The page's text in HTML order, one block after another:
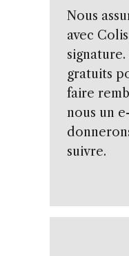
Nous
avec
gratuits
faire
nous un
suivre.